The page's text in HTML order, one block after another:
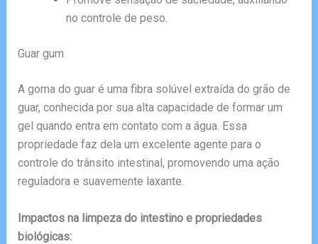
no controle de peso.
Guar gum
A goma do guar é uma fibra solúvel extraída do grão de
guar, conhecida por sua alta capacidade de formar um
gel quando entra em contato com a água. Essa
propriedade faz dela um excelente agente para o
controle do trânsito intestinal, promovendo uma ação
reguladora e suavemente laxante.
Impactos na limpeza do intestino e propriedades
biológicas: